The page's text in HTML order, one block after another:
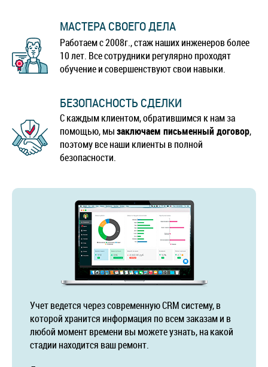
ZTE Nubia Z18 Mini ZTE Nubia Z20
МАСТЕРА СВОЕГО ДЕЛА
Работаем с 2008г., стаж наших инженеров более
10 лет. Все сотрудники регулярно проходят
обучение и совершенствуют свои навыки.
БЕЗОПАСНОСТЬ СДЕЛКИ
С каждым клиентом, обратившимся к нам за
помощью, мызаключаем письменный договор,
поэтому все наши клиенты в полной
безопасности.
Учет ведется через современную CRM систему, в
которой хранится информация по всем заказам и в
любой момент времени вы можете узнать, на какой
стадии находится ваш ремонт.